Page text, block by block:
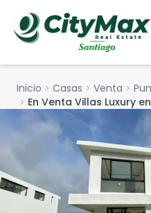
Inicio chevron_right Casas chevron_right Venta chevron_right
chevron_right En Venta Villas Luxury